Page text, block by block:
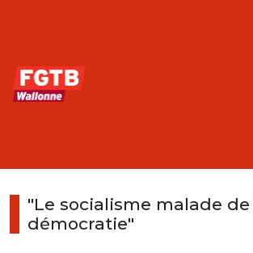
"Le socialisme malade
démocratie"